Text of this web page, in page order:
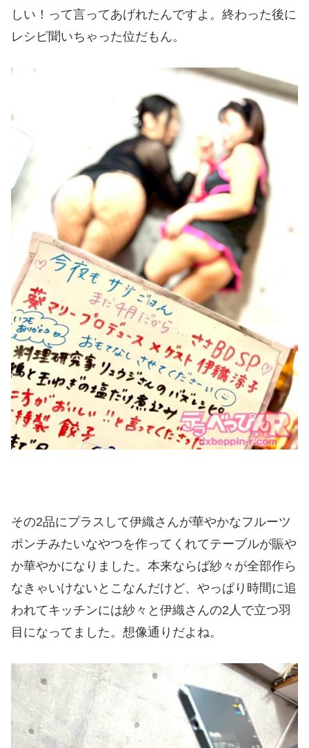
しい！って言ってあげれたんですよ。終わった後に
レシピ聞いちゃった位だもん。
その2品にプラスして伊織さんが華やかなフルーツ
ポンチみたいなやつを作ってくれてテーブルが賑や
か華やかになりました。本来ならば紗々が全部作ら
なきゃいけないとこなんだけど、やっぱり時間に追
われてキッチンには紗々と伊織さんの2人で立つ羽
目になってました。想像通りだよね。